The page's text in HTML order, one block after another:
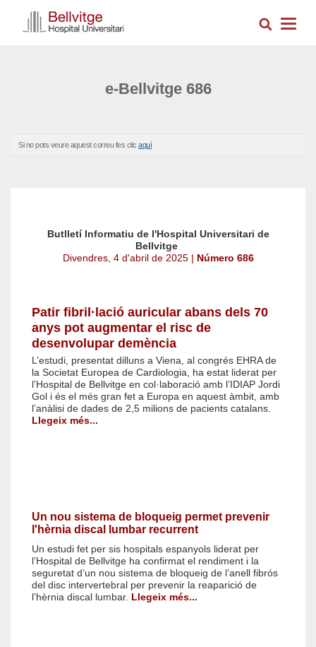
Busca
e-Bellvitge 686
Si no pots veure aquest correu fes clic aquí
Butlletí Informatiu de l'Hospital Universitari de
Bellvitge
Divendres, 4 d'abril de 2025 | Número 686
Patir fibril·lació auricular abans dels 70
anys pot augmentar el risc de
desenvolupar demència
L’estudi, presentat dilluns a Viena, al congrés EHRA de
la Societat Europea de Cardiologia, ha estat liderat per
l’Hospital de Bellvitge en col·laboració amb l’IDIAP Jordi
Gol i és el més gran fet a Europa en aquest àmbit, amb
l’anàlisi de dades de 2,5 milions de pacients catalans.
Llegeix més...
Un nou sistema de bloqueig permet prevenir
l'hèrnia discal lumbar recurrent
Un estudi fet per sis hospitals espanyols liderat per
l’Hospital de Bellvitge ha confirmat el rendiment i la
seguretat d’un nou sistema de bloqueig de l’anell fibrós
del disc intervertebral per prevenir la reaparició de
l’hèrnia discal lumbar. Llegeix més...